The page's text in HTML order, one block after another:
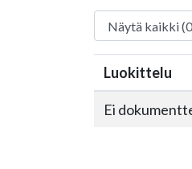
Luokittelu
Ei